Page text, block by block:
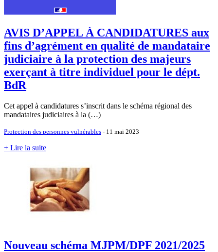
AVIS D’APPEL À CANDIDATURES aux
fins d’agrément en qualité de mandataire
judiciaire à la protection des majeurs
exerçant à titre individuel pour le dépt.
BdR
Cet appel à candidatures s’inscrit dans le schéma régional des
mandataires judiciaires à la (…)
Protection des personnes vulnérables - 11 mai 2023
+ Lire la suite
Nouveau schéma MJPM/DPF 2021/2025